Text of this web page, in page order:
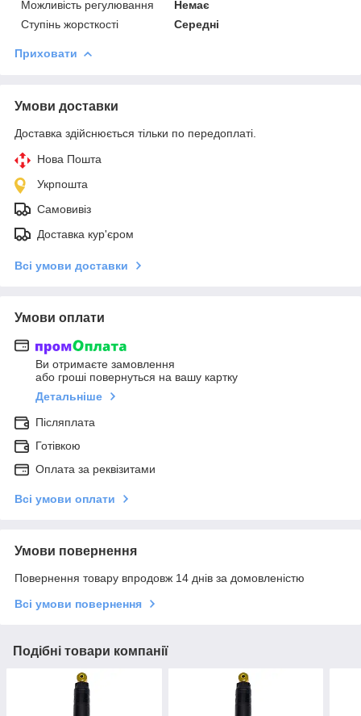
Можливість регулювання
Немає
Ступінь жорсткості
Середні
Приховати
Умови доставки
Доставка здійснюється тільки по передоплаті.
Нова Пошта
Укрпошта
Самовивіз
Доставка кур'єром
Всі умови доставки
Умови оплати
Ви отримаєте замовлення
або гроші повернуться на вашу картку
Детальніше
Післяплата
Готівкою
Оплата за реквізитами
Всі умови оплати
Умови повернення
Повернення товару впродовж 14 днів за домовленістю
Всі умови повернення
Подібні товари компанії